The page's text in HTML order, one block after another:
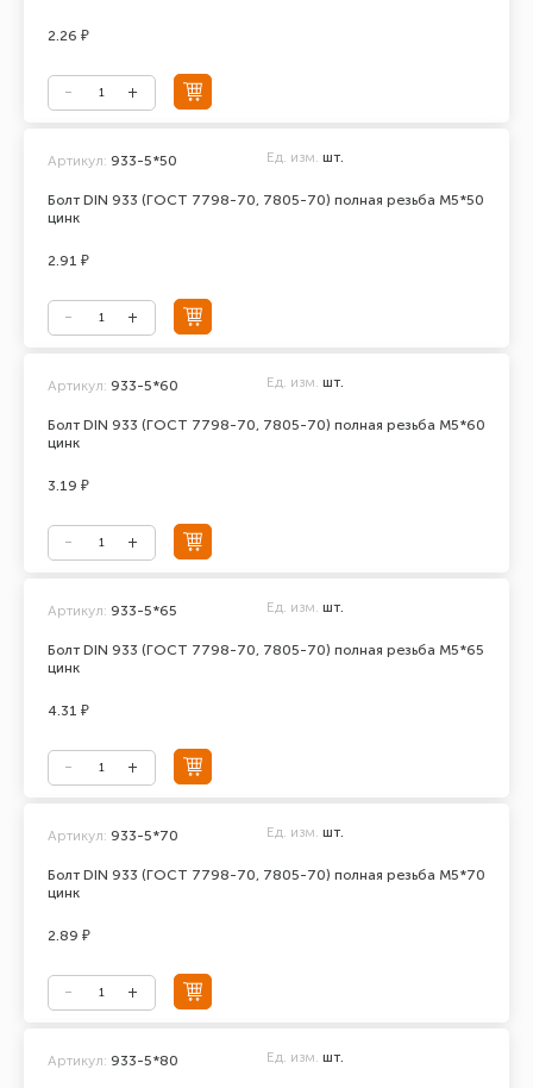
2.26 ₽
Болт DIN 933 (ГОСТ 7798-70, 7805-70) полная резьба М5*50
цинк
Артикул: 933-5*50 Ед. изм. шт.
2.91 ₽
Болт DIN 933 (ГОСТ 7798-70, 7805-70) полная резьба М5*60
цинк
Артикул: 933-5*60 Ед. изм. шт.
3.19 ₽
Болт DIN 933 (ГОСТ 7798-70, 7805-70) полная резьба М5*65
цинк
Артикул: 933-5*65 Ед. изм. шт.
4.31 ₽
Болт DIN 933 (ГОСТ 7798-70, 7805-70) полная резьба М5*70
цинк
Артикул: 933-5*70 Ед. изм. шт.
2.89 ₽
Артикул: 933-5*80 Ед. изм. шт.